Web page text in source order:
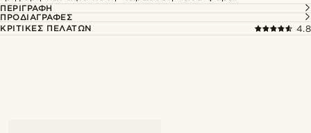
ΠΕΡΙΓΡΑΦΉ
ΠΡΟΔΙΑΓΡΑΦΈΣ
ΚΡΙΤΙΚΈΣ ΠΕΛΑΤΏΝ
4.8